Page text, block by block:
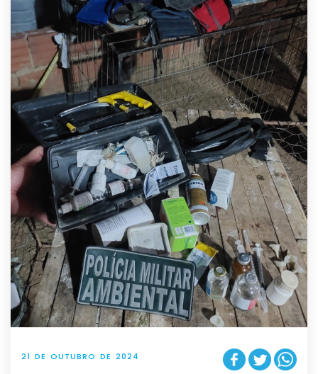
21 DE OUTUBRO DE 2024